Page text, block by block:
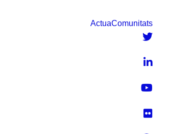
ActuaComunitats